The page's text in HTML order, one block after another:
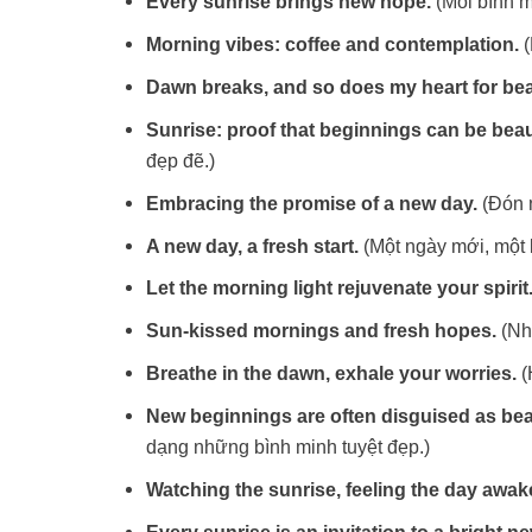
Morning vibes: coffee and contemplation.
Dawn breaks, and so does my heart for
Sunrise: proof that beginnings can be
đẹp đẽ.)
Embracing the promise of a new day. (Đón
A new day, a fresh start. (Một ngày mới,
Let the morning light rejuvenate your
Sun-kissed mornings and fresh hopes.
Breathe in the dawn, exhale your worries.
New beginnings are often disguised as
dạng những bình minh tuyệt đẹp.)
Watching the sunrise, feeling the day